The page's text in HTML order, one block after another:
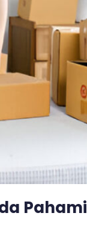
Pahami